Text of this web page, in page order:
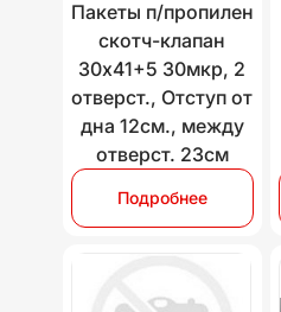
Пакеты п/пропилен
скотч-клапан
30х41+5 30мкр, 2
отверст., Отступ от
дна 12см., между
отверст. 23см
Подробнее